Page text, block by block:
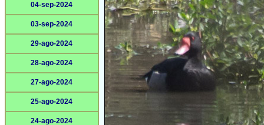
04-sep-2024
03-sep-2024
29-ago-2024
28-ago-2024
27-ago-2024
25-ago-2024
24-ago-2024